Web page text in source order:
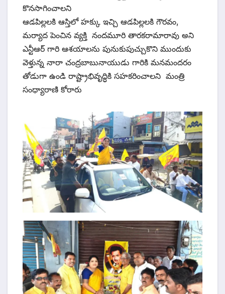
కొనసాగించాలని
ఆడపిల్లలకి ఆస్తిలో హక్కు ఇచ్చి ఆడపిల్లలకి గౌరవం,
మర్యాద పెంచిన వ్యక్తి నందమూరి తారకరామారావు అని
ఎన్టీఆర్ గారి ఆశయాలను పునుకుపుచ్చుకొని ముందుకు
వెళ్తున్న నారా చంద్రబాబునాయుడు గారికి మనమందరం
తోడుగా ఉండి రాష్ట్రాభివృద్ధికి సహకరించాలని మంత్రి
సంధ్యారాణి కోరారు